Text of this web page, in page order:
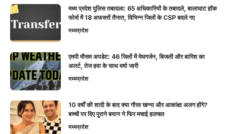
मध्य प्रदेश पुलिस तबादला: 65 अधिकारियों के तबादले, बालाघाट हॉक
फोर्स में 18 अफसरों तैनात, विभिन्न जिलों के CSP बदले गए
मध्यप्रदेश
एमपी मौसम अपडेट: 46 जिलों में मेघगर्जन, बिजली और बारिश का
अलर्ट, तेज हवा के साथ वर्षा जारी
मध्यप्रदेश
10 वर्षों की शादी के बाद क्या गौरव खन्ना और आकांक्षा अलग होंगे?
बच्चों पर दिए पुराने बयान ने फिर मचाई हलचल
मध्यप्रदेश